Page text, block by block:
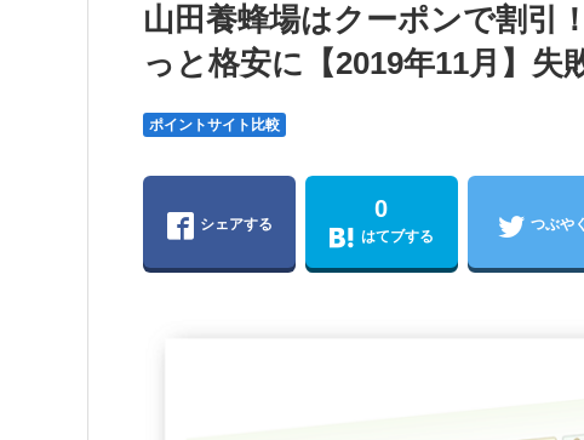
山田養蜂場はクーポンで割引
っと格安に【2019年11月】
ポイントサイト比較
シェアする
0
はてブする
つぶやく